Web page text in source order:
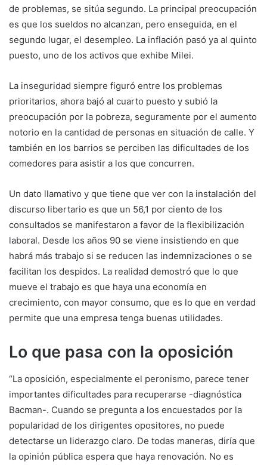
de problemas, se sitúa segundo. La principal preocupación
es que los sueldos no alcanzan, pero enseguida, en el
segundo lugar, el desempleo. La inflación pasó ya al quinto
puesto, uno de los activos que exhibe Milei.
La inseguridad siempre figuró entre los problemas
prioritarios, ahora bajó al cuarto puesto y subió la
preocupación por la pobreza, seguramente por el aumento
notorio en la cantidad de personas en situación de calle. Y
también en los barrios se perciben las dificultades de los
comedores para asistir a los que concurren.
Un dato llamativo y que tiene que ver con la instalación del
discurso libertario es que un 56,1 por ciento de los
consultados se manifestaron a favor de la flexibilización
laboral. Desde los años 90 se viene insistiendo en que
habrá más trabajo si se reducen las indemnizaciones o se
facilitan los despidos. La realidad demostró que lo que
mueve el trabajo es que haya una economía en
crecimiento, con mayor consumo, que es lo que en verdad
permite que una empresa tenga buenas utilidades.
Lo que pasa con la oposición
“La oposición, especialmente el peronismo, parece tener
importantes dificultades para recuperarse -diagnóstica
Bacman-. Cuando se pregunta a los encuestados por la
popularidad de los dirigentes opositores, no puede
detectarse un liderazgo claro. De todas maneras, diría que
la opinión pública espera que haya renovación. No es